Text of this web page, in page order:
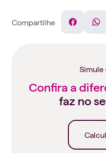
Compartilhe
Facebook
Simule
Confira a
faz no